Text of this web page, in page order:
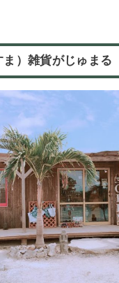
）雑貨がじゅまる